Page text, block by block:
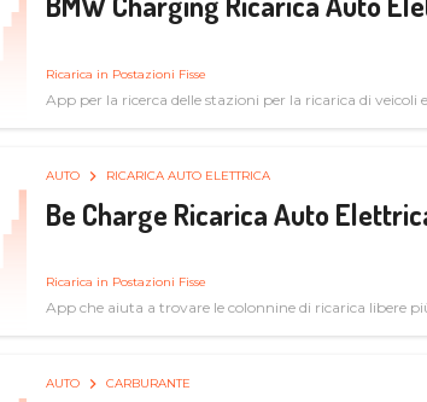
Ricarica in Postazioni Fisse
App per la ricerca delle stazioni per la ricarica di veicoli
AUTO RICARICA AUTO ELETTRICA
Be Charge Ricarica Auto
Ricarica in Postazioni Fisse
App che aiuta a trovare le colonnine di ricarica libere
AUTO CARBURANTE